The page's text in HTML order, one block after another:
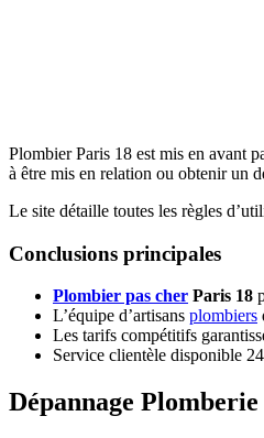
Plombier Paris 18 est mis en avant
à être mis en relation ou obtenir un
Le site détaille toutes les règles
Conclusions principales
Plombier pas cher Paris 18
L’équipe d’artisans plombiers
Les tarifs compétitifs
Service clientèle disponible
Dépannage Plomberie